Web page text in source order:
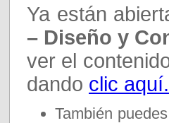
Ya están
– Diseño y
ver el
dando clic aquí.
También